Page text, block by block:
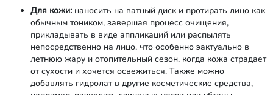
Для кожи:наносить на ватный диск и протирать лицо как
обычным тоником, завершая процесс очищения,
прикладывать в виде аппликаций или распылять
непосредственно на лицо, что особенно эактуально в
летнюю жару и отопительный сезон, когда кожа страдает
от сухости и хочется освежиться. Также можно
добавлять гидролат в другие косметические средства,